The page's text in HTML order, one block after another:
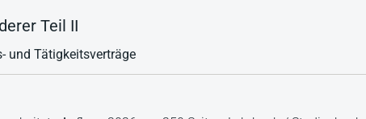
Teil II
und Tätigkeitsverträge